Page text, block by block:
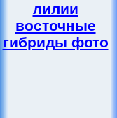
лилии
восточные
гибриды фото